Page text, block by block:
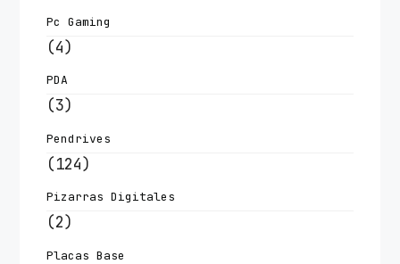
Pc Gaming
(4)
PDA
(3)
Pendrives
(124)
Pizarras Digitales
(2)
Placas Base